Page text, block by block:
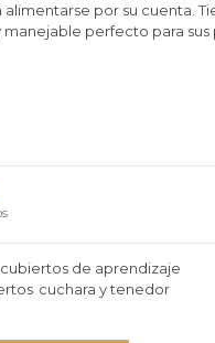
por su cuenta.
manejable perfecto para sus
cubiertos de aprendizaje
cuchara y tenedor